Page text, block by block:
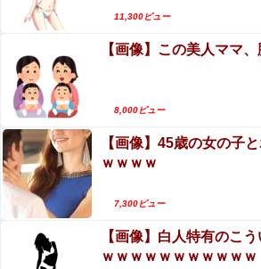
小倉ゆうか（元・小倉優香）
11,300ビュー
【画像】この美人ママ
8,000ビュー
【画像】45歳の女の子
ｗｗｗｗ
7,300ビュー
【画像】白人特有のこ
ｗｗｗｗｗｗｗｗｗｗｗ